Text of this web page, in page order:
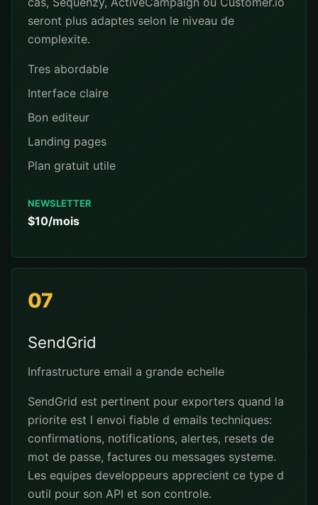
seront plus adaptes selon le niveau de
complexite.
Tres abordable
Interface claire
Bon editeur
Landing pages
Plan gratuit utile
NEWSLETTER
$10/mois
07
SendGrid
Infrastructure email a grande echelle
SendGrid est pertinent pour exporters quand la
priorite est l envoi fiable d emails techniques:
confirmations, notifications, alertes, resets de
mot de passe, factures ou messages systeme.
Les equipes developpeurs apprecient ce type d
outil pour son API et son controle.